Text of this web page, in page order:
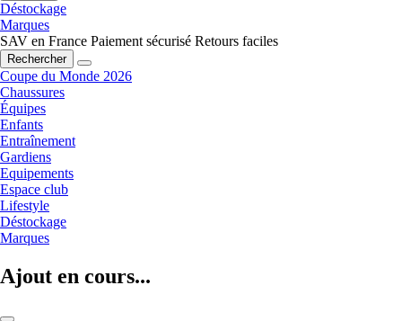
Déstockage
Marques
SAV en France Paiement sécurisé Retours faciles
Rechercher
Coupe du Monde 2026
Chaussures
Équipes
Enfants
Entraînement
Gardiens
Equipements
Espace club
Lifestyle
Déstockage
Marques
Ajout en cours...